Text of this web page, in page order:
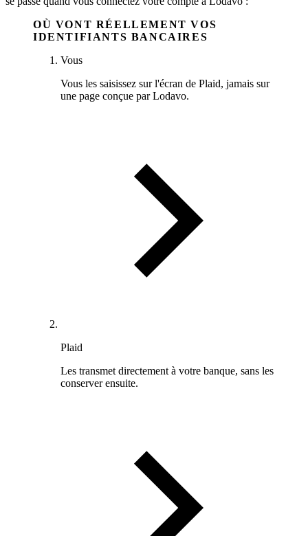
OÙ VONT RÉELLEMENT VOS
IDENTIFIANTS BANCAIRES
Vous
Vous les saisissez sur l'écran de Plaid, jamais sur
une page conçue par Lodavo.
Plaid
Les transmet directement à votre banque, sans les
conserver ensuite.